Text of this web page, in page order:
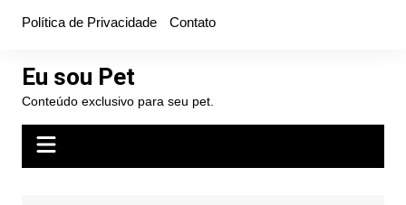
conteúdo
Política de Privacidade Contato
Eu sou Pet
Conteúdo exclusivo para seu pet.